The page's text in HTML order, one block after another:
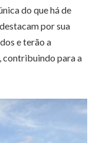
do que há de
por sua
e terão a
contribuindo para a